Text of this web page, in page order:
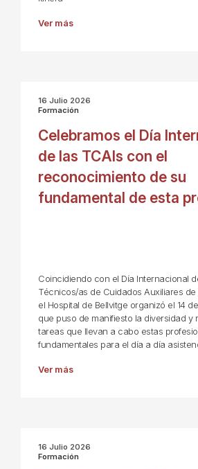
Ver más
16 Julio 2026
Formación
Celebramos el Día
de las TCAIs con el
reconocimiento de su
fundamental de esta
Coincidiendo con el Día Internacional
Técnicos/as de Cuidados Auxiliares de
el Hospital de Bellvitge organizó el 14
que puso de manifiesto la diversidad y
tareas que llevan a cabo estas
fundamentales para el día a día
Ver más
16 Julio 2026
Formación